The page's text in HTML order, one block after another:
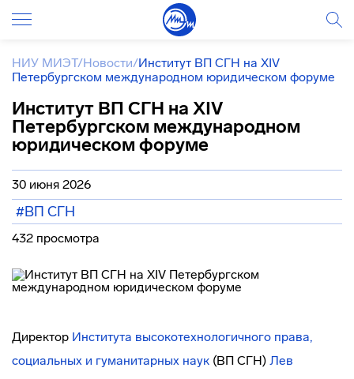
НИУ МИЭТ/Новости/Институт ВП СГН на XIV
Петербургском международном юридическом форуме
Институт ВП СГН на XIV
Петербургском международном
юридическом форуме
30 июня 2026
#ВП СГН
432 просмотра
Директор Института высокотехнологичного права,
социальных и гуманитарных наук (ВП СГН) Лев